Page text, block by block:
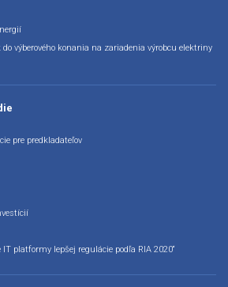
výberového konania na zariadenia výrobcu elektriny
pre predkladateľov
IT platformy lepšej regulácie podľa RIA 2020“